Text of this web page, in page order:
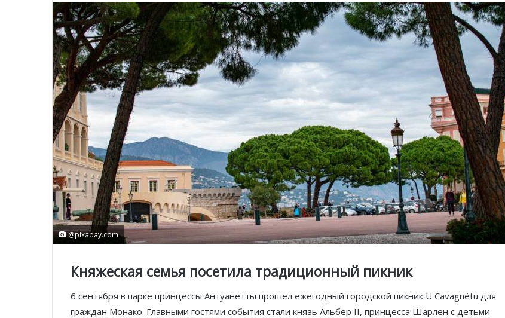
@pixabay.com
Княжеская семья посетила традиционный пикник
6 сентября в парке принцессы Антуанетты прошел ежегодный городской пикник U Cavagnëtu для
граждан Монако. Главными гостями события стали князь Альбер II, принцесса Шарлен с детьми